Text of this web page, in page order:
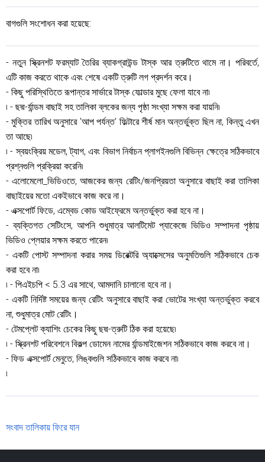
বাগগুলি সংশোধন করা হয়েছে:
- নতুন স্ক্রিনশট ফরম্যাট তৈরির ব্যাকগ্রাউন্ড টাস্ক আর ত্রুটিতে থামে না। পরিবর্তে,
এটি কাজ করতে থাকে এবং শেষে একটি ত্রুটি লগ প্রদর্শন করে।
- কিছু পরিস্থিতিতে রূপান্তর সার্ভারে টাস্ক ফোল্ডার মুছে ফেলা যাবে না৷
৷ - ছদ্ম-র্যান্ডম বাছাই সহ তালিকা ব্লকের জন্য পৃষ্ঠা সংখ্যা সক্ষম করা যায়নি৷
- মুক্তির তারিখ অনুসারে 'আপ পর্যন্ত' ফিল্টারে শীর্ষ মান অন্তর্ভুক্ত ছিল না, কিন্তু এখন
তা আছে৷
৷ - স্বয়ংক্রিয় মডেল, ট্যাগ, এবং বিভাগ নির্বাচন প্লাগইনগুলি বিভিন্ন ক্ষেত্রে সঠিকভাবে
প্রশ্নগুলি প্রক্রিয়া করেনি৷
- এলোমেলো_ভিডিওতে, আজকের জন্য রেটিং/জনপ্রিয়তা অনুসারে বাছাই করা তালিকা
বাছাইয়ের মতো একইভাবে কাজ করে না।
- এক্সপোর্ট ফিডে, এম্বেড কোড আইফ্রেমে অন্তর্ভুক্ত করা হবে না।
- ব্যক্তিগত সেটিংসে, আপনি শুধুমাত্র আলটিমেট প্যাকেজে ভিডিও সম্পাদনা পৃষ্ঠায়
ভিডিও প্লেয়ার সক্ষম করতে পারেন৷
- একটি পোস্ট সম্পাদনা করার সময় ডিরেক্টরি অ্যাক্সেসের অনুমতিগুলি সঠিকভাবে চেক
করা হবে না৷
৷ - পিএইচপি < 5.3 এর সাথে, আমদানি চালানো হবে না।
- একটি নির্দিষ্ট সময়ের জন্য রেটিং অনুসারে বাছাই করা ভোটের সংখ্যা অন্তর্ভুক্ত করবে
না, শুধুমাত্র মোট রেটিং।
- টেমপ্লেট ক্যাশিং চেকের কিছু ছদ্ম-ত্রুটি ঠিক করা হয়েছে৷
৷ - স্ক্রিনশট পরিবেশনে বিকল্প ডোমেন নামের র্যান্ডমাইজেশন সঠিকভাবে কাজ করবে না।
- ফিড এক্সপোর্ট মেনুতে, লিঙ্কগুলি সঠিকভাবে কাজ করবে না৷
৷
সংবাদ তালিকায় ফিরে যান